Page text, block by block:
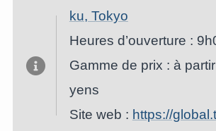
ku, Tokyo
Heures d’ouverture :
Gamme de prix : à
yens
Site web : https://